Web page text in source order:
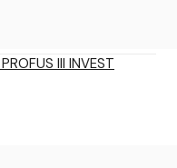
III INVEST